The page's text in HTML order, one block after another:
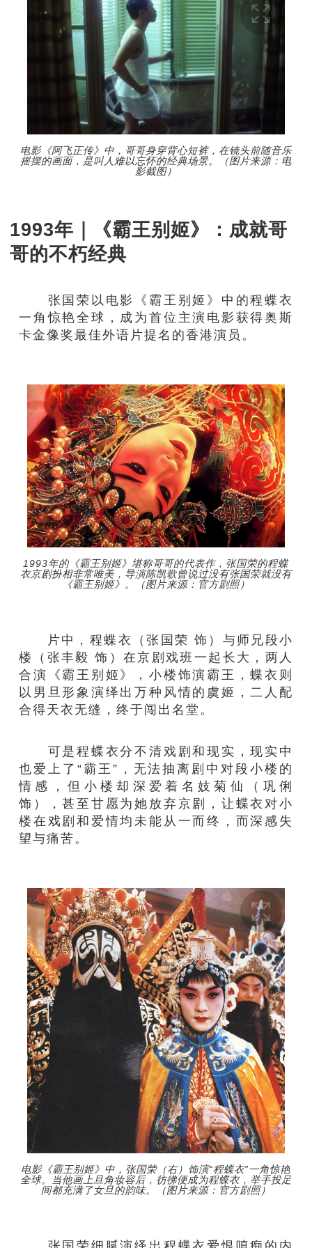
电影《阿飞正传》中，哥哥身穿背心短裤，在镜头前随音乐
摇摆的画面，是叫人难以忘怀的经典场景。（图片来源：电
影截图）
1993年｜《霸王别姬》：成就哥
哥的不朽经典
张国荣以电影《霸王别姬》中的程蝶衣
一角惊艳全球，成为首位主演电影获得奥斯
卡金像奖最佳外语片提名的香港演员。
1993年的《霸王别姬》堪称哥哥的代表作，张国荣的程蝶
衣京剧扮相非常唯美，导演陈凯歌曾说过没有张国荣就没有
《霸王别姬》。（图片来源：官方剧照）
片中，程蝶衣（张国荣 饰）与师兄段小
楼（张丰毅 饰）在京剧戏班一起长大，两人
合演《霸王别姬》，小楼饰演霸王，蝶衣则
以男旦形象演绎出万种风情的虞姬，二人配
合得天衣无缝，终于闯出名堂。
可是程蝶衣分不清戏剧和现实，现实中
也爱上了“霸王”，无法抽离剧中对段小楼的
情感，但小楼却深爱着名妓菊仙（巩俐
饰），甚至甘愿为她放弃京剧，让蝶衣对小
楼在戏剧和爱情均未能从一而终，而深感失
望与痛苦。
电影《霸王别姬》中，张国荣（右）饰演“程蝶衣”一角惊艳
全球。当他画上旦角妆容后，彷彿便成为程蝶衣，举手投足
间都充满了女旦的韵味。（图片来源：官方剧照）